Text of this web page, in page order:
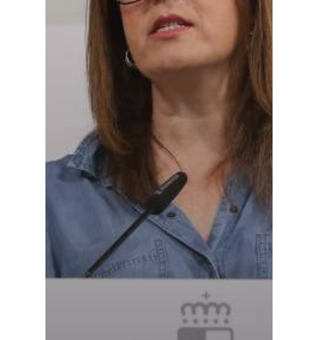
Castilla-La
Toledo
Sanidad